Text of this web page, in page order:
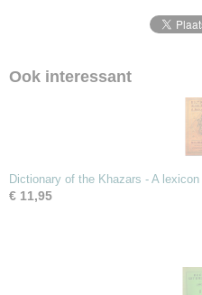
Ook interessant
Dictionary of the Khazars - A
€ 11,95